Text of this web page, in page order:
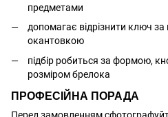
предметами
допомагає відрізнити ключ
окантовкою
підбір робиться за формою,
розміром брелока
ПРОФЕСІЙНА ПОРАДА
Перед замовленням